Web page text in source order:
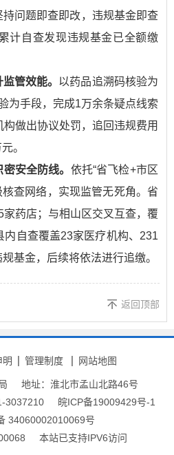
问题即查即改，违规基金即查
计自查发现违规基金已全额缴
管效能。 以药品追溯码核验为
为手段，完成1万余条疑点线索
做出协议处罚，追回违规费用
。
安全防线。 依托“省飞检+市区
查网络，实现监管无死角。省
药店；与相山区交叉互查，覆
内自查覆盖23家医疗机构、231
基金，后续将依法进行追缴。
返回顶部
明 管理制度 网站地图
地址：淮北市孟山北路46号
3037210
皖ICP备19009429号-1
34060002010069号
本站已支持IPV6访问